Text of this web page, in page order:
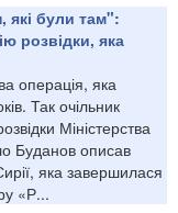
які були там":
розвідки, яка
операція, яка
Так очільник
Міністерства
Буданов описав
яка завершилася
«Р...